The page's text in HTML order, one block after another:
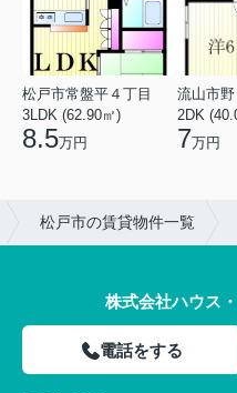
松戸市常盤平４丁目
3LDK (62.90㎡)
8.5万円
流山市野
2DK
7万円
松戸市の賃貸物件一覧
株式会社ハウス
電話をする